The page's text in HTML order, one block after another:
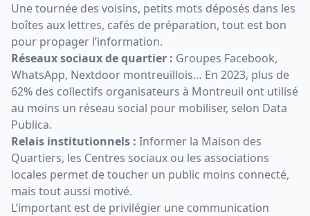
Une tournée des voisins, petits mots déposés dans les
boîtes aux lettres, cafés de préparation, tout est bon
pour propager l’information.
Réseaux sociaux de quartier : Groupes Facebook,
WhatsApp, Nextdoor montreuillois… En 2023, plus de
62% des collectifs organisateurs à Montreuil ont utilisé
au moins un réseau social pour mobiliser, selon Data
Publica.
Relais institutionnels : Informer la Maison des
Quartiers, les Centres sociaux ou les associations
locales permet de toucher un public moins connecté,
mais tout aussi motivé.
L’important est de privilégier une communication